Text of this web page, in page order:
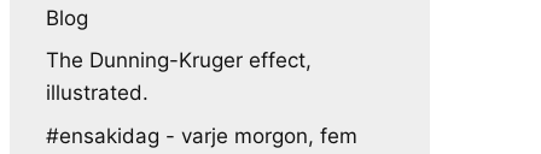
Blog
The Dunning-Kruger effect,
illustrated.
#ensakidag - varje morgon, fem